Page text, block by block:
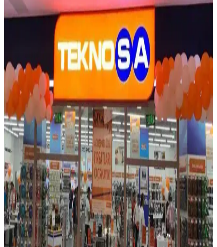
Teknosa'nın 2025 taksit avantajlarıyla elektronik alışverişinizi
kolaylaştırın. Detayları öğrenin, fırsatları kaçırmayın! Hemen
Elektronik ve Aksesuarlar İçin Alışveriş Kredisi
Kullanım Rehberi 2025
2025 yılında elektronik ve aksesuarlar için alışveriş kredisi
kullanırken faiz oranlarına, kampanyalara ve ödeme planlarına
dikkat edin. En uygun seçeneklerle teknolojik ürünlere ulaşın.
2024 Yılında Taksitli Telefon Almak İçin En Güncel
Yöntemler ve Dikkat Edilmesi Gerekenler
2024'te taksitli telefon almak isteyenler için operatörler, kredi kartı
ve alışveriş kredisi gibi yöntemler ve dikkat edilmesi gereken
noktalar detaylı şekilde anlatılıyor.
Elektronik Ürünlerde Alışveriş Kredisi Kullanım
Rehberi: Avantajlar ve Dikkat Edilmesi Gerekenler
Elektronik ürünler için alışveriş kredisi kullanımı, taksit imkanları ve
bankaların sunduğu avantajlar hakkında detaylı bilgi içerir.
Bütçenize uygun ödeme planlarıyla avantaj sağlayın.